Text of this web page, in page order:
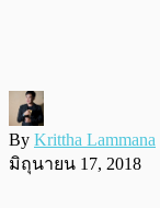
By Krittha Lammana
มิถุนายน 17, 2018